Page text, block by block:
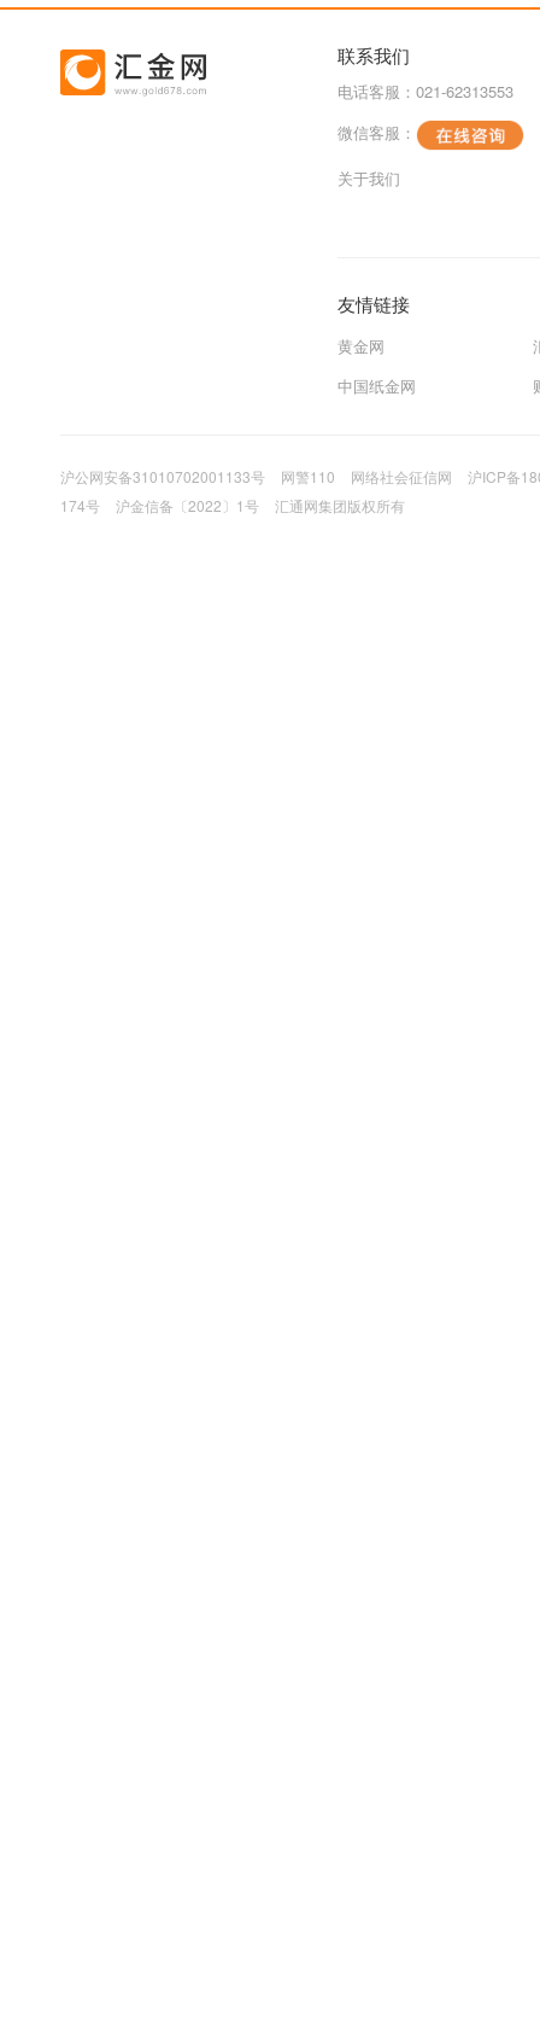
联系我们
电话客服：021-62313553
微信客服：
关于我们
友情链接
黄金网
中国纸金网
沪公网安备31010702001133号 网警110 网络社会征信网
沪ICP备
174号
沪金信备〔2022〕1号 汇通网集团版权所有